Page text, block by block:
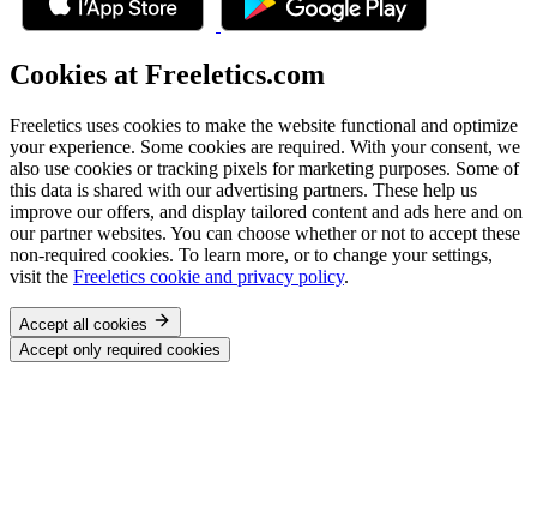
Cookies at Freeletics.com
Freeletics uses cookies to make the website functional and optimize
your experience. Some cookies are required. With your consent, we
also use cookies or tracking pixels for marketing purposes. Some of
this data is shared with our advertising partners. These help us
improve our offers, and display tailored content and ads here and on
our partner websites. You can choose whether or not to accept these
non-required cookies. To learn more, or to change your settings,
visit the Freeletics cookie and privacy policy.
Accept all cookies
Accept only required cookies